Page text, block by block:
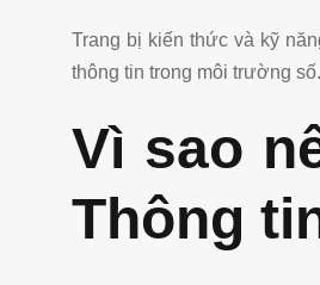
Trang bị kiến thức và kỹ
thông tin trong môi trường số.
Vì sao
Thông